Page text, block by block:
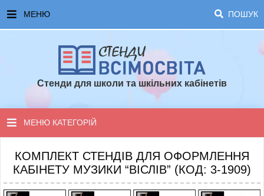
МЕНЮ ПОШУК
ЧАСТІ ЗАПИТАННЯ ТА ВІДПОВІДІ
ТОПОВІ ПРОПОЗИЦІЇ
Стенди для школи та шкільних кабінетів
МЕНЮ КАТЕГОРІЙ
СТЕНДИ ДЛЯ НУШ
СТЕНДИ ДЛЯ ПОЧАТКОВОЇ ШКОЛИ
КОМПЛЕКТ СТЕНДІВ ДЛЯ ОФОРМЛЕННЯ
КАБІНЕТУ МУЗИКИ “ВІСЛІВ” (КОД: 3-1909)